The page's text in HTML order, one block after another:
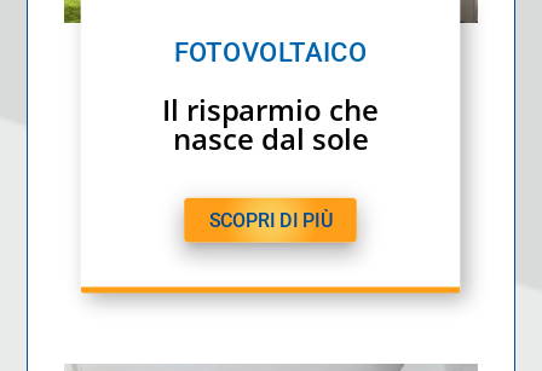
FOTOVOLTAICO
Il risparmio che
nasce dal sole
SCOPRI DI PIÙ